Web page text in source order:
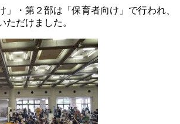
」・第２部は「保育者向け」で行われ、
ただけました。